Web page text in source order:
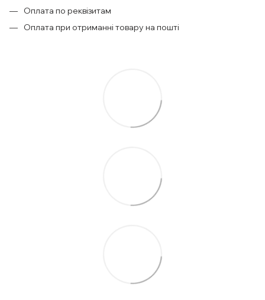
Оплата по реквізитам
Оплата при отриманні товару на пошті